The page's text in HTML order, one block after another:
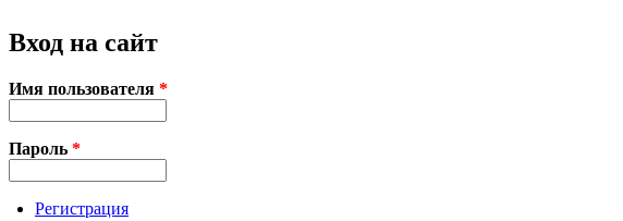
Вход на сайт
Имя пользователя *
Пароль *
Регистрация